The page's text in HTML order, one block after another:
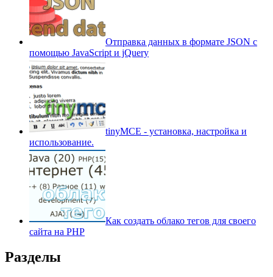
Отправка данных в формате JSON с
помощью JavaScript и jQuery
tinyMCE - установка, настройка и
использование.
Как создать облако тегов для своего
сайта на PHP
Разделы